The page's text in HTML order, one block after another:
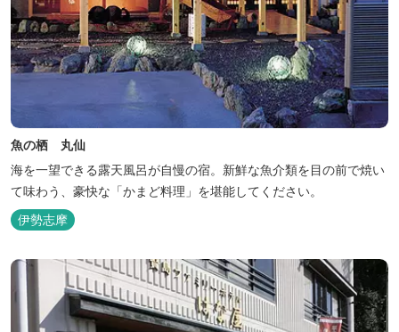
魚の栖 丸仙
海を一望できる露天風呂が自慢の宿。新鮮な魚介類を目の前で焼い
て味わう、豪快な「かまど料理」を堪能してください。
伊勢志摩